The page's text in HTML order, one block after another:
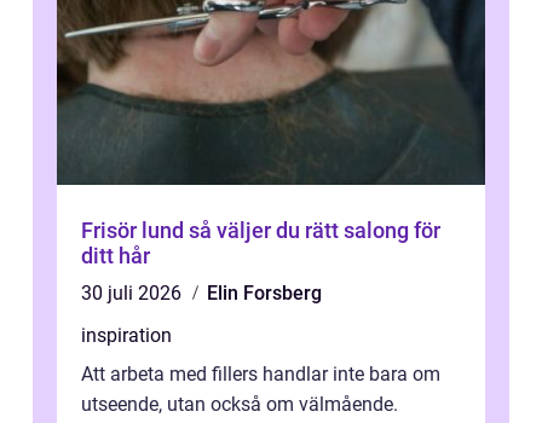
Frisör lund så väljer du rätt salong för
ditt hår
30 juli 2026
Elin Forsberg
inspiration
Att arbeta med fillers handlar inte bara om
utseende, utan också om välmående.